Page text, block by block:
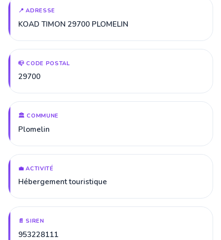
📍 ADRESSE
KOAD TIMON 29700 PLOMELIN
📪 CODE POSTAL
29700
🏛️ COMMUNE
Plomelin
💼 ACTIVITÉ
Hébergement touristique
📄 SIREN
953228111